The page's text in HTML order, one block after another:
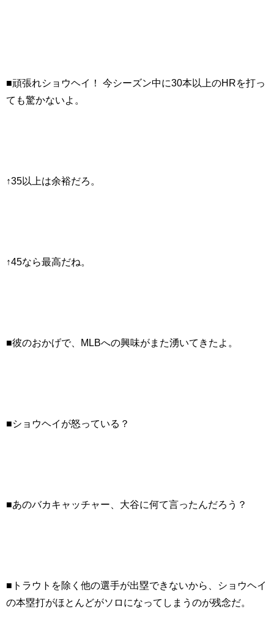
■頑張れショウヘイ！ 今シーズン中に30本以上のHRを打っ
ても驚かないよ。
↑35以上は余裕だろ。
↑45なら最高だね。
■彼のおかげで、MLBへの興味がまた湧いてきたよ。
■ショウヘイが怒っている？
■あのバカキャッチャー、大谷に何て言ったんだろう？
■トラウトを除く他の選手が出塁できないから、ショウヘイ
の本塁打がほとんどがソロになってしまうのが残念だ。